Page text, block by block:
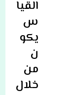
القيا
س
يكو
ن
من
خلال